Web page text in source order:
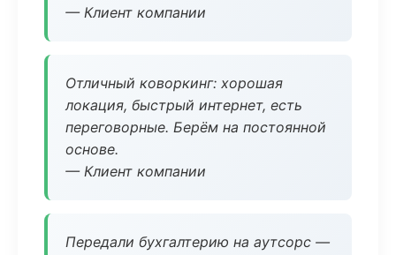
— Клиент компании
Отличный коворкинг: хорошая
локация, быстрый интернет, есть
переговорные. Берём на постоянной
основе.
— Клиент компании
Передали бухгалтерию на аутсорс —